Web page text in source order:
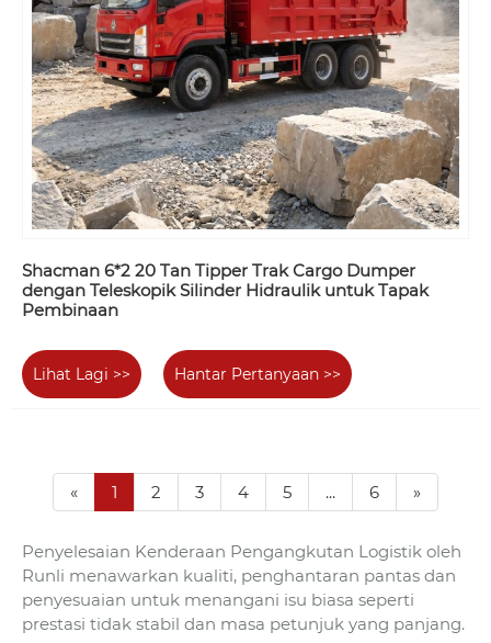
Shacman 6*2 20 Tan Tipper Trak Cargo Dumper
dengan Teleskopik Silinder Hidraulik untuk Tapak
Pembinaan
Lihat Lagi >> Hantar Pertanyaan >>
« 1 2 3 4 5 ... 6 »
Penyelesaian Kenderaan Pengangkutan Logistik oleh
Runli menawarkan kualiti, penghantaran pantas dan
penyesuaian untuk menangani isu biasa seperti
prestasi tidak stabil dan masa petunjuk yang panjang.